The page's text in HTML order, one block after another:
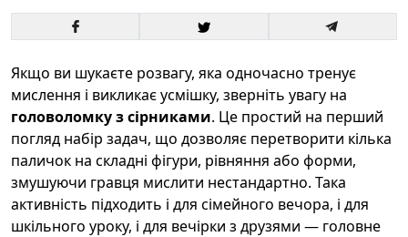
Якщо ви шукаєте розвагу, яка одночасно тренує
мислення і викликає усмішку, зверніть увагу на
головоломку з сірниками. Це простий на перший
погляд набір задач, що дозволяє перетворити кілька
паличок на складні фігури, рівняння або форми,
змушуючи гравця мислити нестандартно. Така
активність підходить і для сімейного вечора, і для
шкільного уроку, і для вечірки з друзями — головне